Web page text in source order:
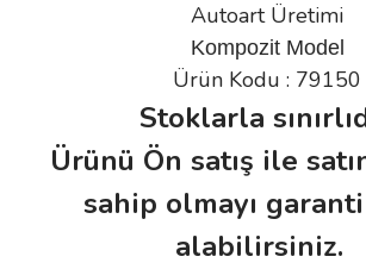
Autoart Üretimi
Kompozit Model
Ürün Kodu : 79150
Stoklarla
Ürünü Ön satış ile
sahip olmayı
alabilirsiniz.